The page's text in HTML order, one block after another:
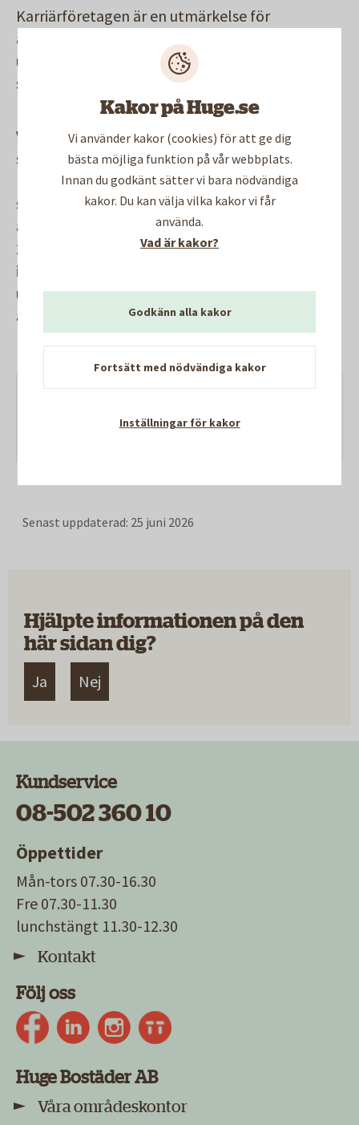
Kakor på Huge.se
Vi använder kakor (cookies) för att ge dig
bästa möjliga funktion på vår webbplats.
Innan du godkänt sätter vi bara nödvändiga
kakor. Du kan välja vilka kakor vi får
använda.
Vad är kakor?
Godkänn alla kakor
Fortsätt med nödvändiga kakor
Inställningar för kakor
Karriärföretagen är en utmärkelse för
arbetsgivare som erbjuder unika karriär- och
utvecklingsmöjligheter både för nyexaminerade
studenter och för unga arbetstagare som redan
har jobbat i några år.
Varje år granskar Karriärföretagen ett tusental
stora arbetsgivare. Utifrån kriterier som
karriärsidor på webben, närvaro och kvalitet i
sociala medier och attraktivitet som
arbetsgivare i externa mätningar väljer man ut
200 arbetsgivare. En jury med kända experter
inom marknadsföring, HR och karriärfrågor
utser sedan 100 arbetsgivare som blir listan med
årets Karriärföretag. Den första listan kom
redan 2011.
Senast uppdaterad: 25 juni 2026
Hjälpte informationen på den
här sidan dig?
Ja Nej
Kundservice
08-502 360 10
Öppettider
Mån-tors 07.30-16.30
Fre 07.30-11.30
lunchstängt 11.30-12.30
Kontakt
Följ oss
Huge Bostäder AB
Våra områdeskontor